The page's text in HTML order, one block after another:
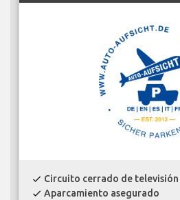
check Circuito cerrado de televisión
check Aparcamiento asegurado